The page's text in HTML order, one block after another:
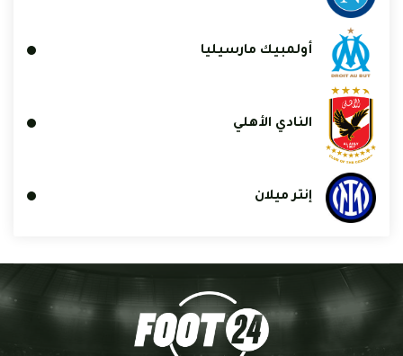
أولمبيك مارسيليا
النادي الأهلي
إنتر ميلان